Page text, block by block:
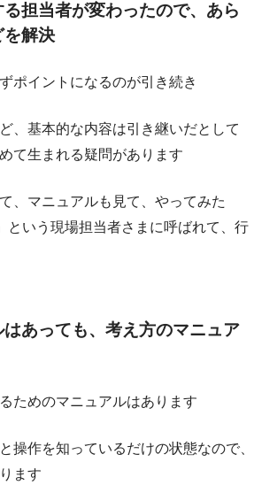
担当者が変わったので、あら
を解決
ポイントになるのが引き続き
、基本的な内容は引き継いだとして
て生まれる疑問があります
、マニュアルも見て、やってみた
という現場担当者さまに呼ばれて、行
あっても、考え方のマニュア
ためのマニュアルはあります
操作を知っているだけの状態なので、
ます